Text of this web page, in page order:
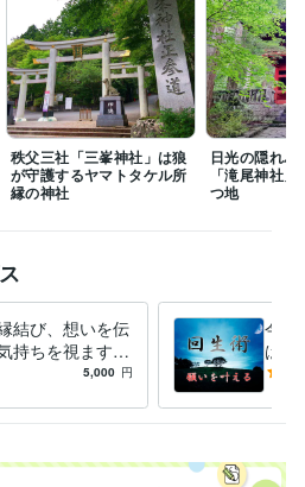
秩父三社「三峯神社」は狼
が守護するヤマトタケル所
縁の神社
日光の隠れパ
「滝尾神社
つ地
結び、想いを伝
持ちを視ます
・復縁・関係修
5,000 円
今ま
は必
２０
運ア